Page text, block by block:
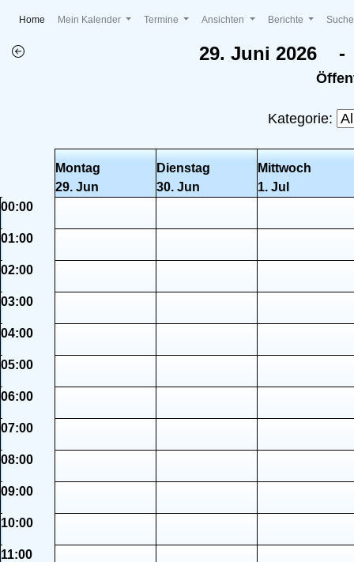
Home (current)
Mein Kalender Termine Ansichten Berichte
29. Juni 2026 -
Kategorie:
Montag
29. Jun
Dienstag
30. Jun
Mittwoch
1. Jul
00:00
01:00
02:00
03:00
04:00
05:00
06:00
07:00
08:00
09:00
10:00
11:00